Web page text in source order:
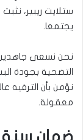
ستلايت ريبير،
يجتمعا.
التضحية بجودة
نؤمن بأن الترفيه
معقولة.